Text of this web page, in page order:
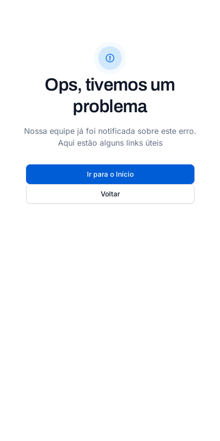
Ops, tivemos um
problema
Nossa equipe já foi notificada sobre este erro.
Aqui estão alguns links úteis
Ir para o Início
Voltar